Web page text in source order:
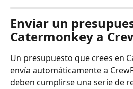
Enviar un
Catermonkey a
Un presupuesto que crees en
envía automáticamente a
deben cumplirse una serie de